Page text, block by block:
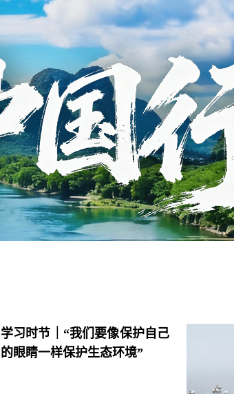
学习时节｜“我们要像保护自己
的眼睛一样保护生态环境”